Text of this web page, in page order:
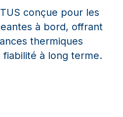
conçue pour les
à bord, offrant
thermiques
fiabilité à long terme.